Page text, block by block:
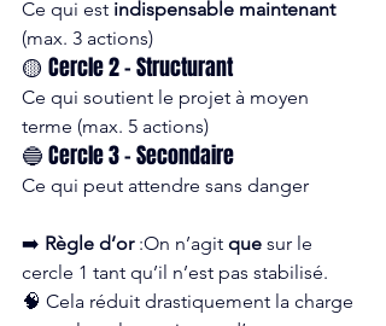
Ce qui est indispensable maintenant
(max. 3 actions)
🟡 Cercle 2 – Structurant
Ce qui soutient le projet à moyen
terme (max. 5 actions)
🔵 Cercle 3 – Secondaire
Ce qui peut attendre sans danger
➡️ Règle d’or :On n’agit que sur le
cercle 1 tant qu’il n’est pas stabilisé.
🧠 Cela réduit drastiquement la charge